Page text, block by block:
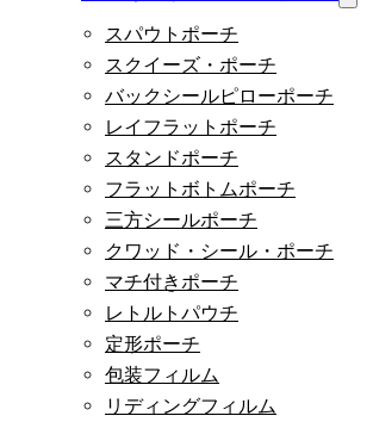
スパウトポーチ
スクイーズ・ポーチ
バックシールピローポーチ
レイフラットポーチ
スタンドポーチ
フラットボトムポーチ
三方シールポーチ
クワッド・シール・ポーチ
マチ付きポーチ
レトルトパウチ
定形ポーチ
包装フィルム
リディングフィルム